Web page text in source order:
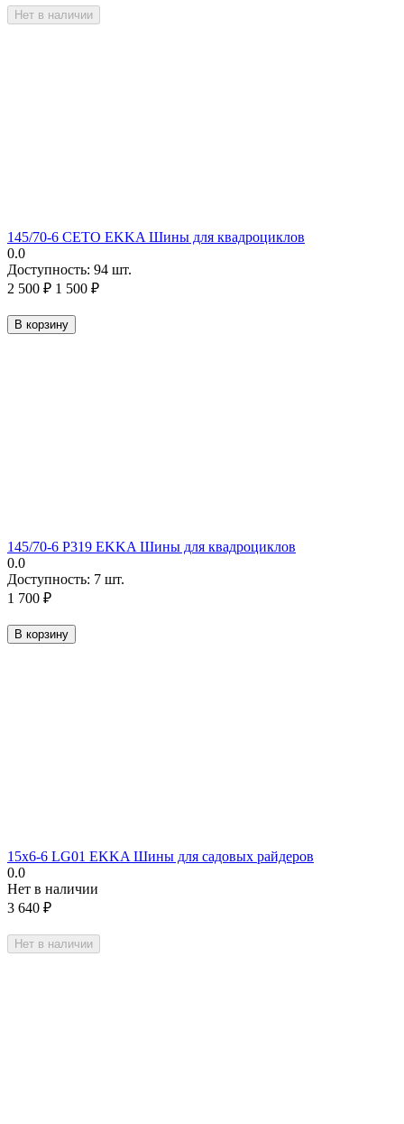
Нет в наличии
145/70-6 CETO EKKA Шины для квадроциклов
0.0
Доступность: 94 шт.
2 500 ₽ 1 500 ₽
В корзину
145/70-6 P319 EKKA Шины для квадроциклов
0.0
Доступность: 7 шт.
1 700 ₽
В корзину
15х6-6 LG01 EKKA Шины для садовых райдеров
0.0
Нет в наличии
3 640 ₽
Нет в наличии